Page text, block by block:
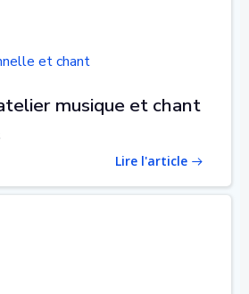
et chant
musique et chant
Lire l'article